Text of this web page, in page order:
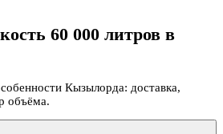
60 000 литров в
Кызылорда: доставка,
объёма.